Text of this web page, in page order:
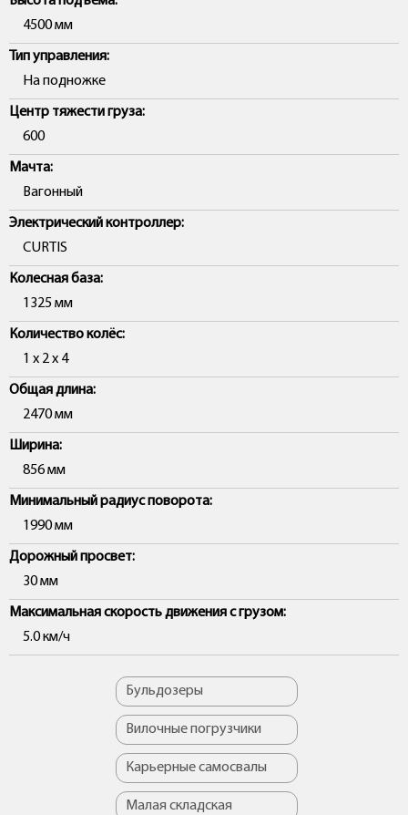
4500 мм
Тип управления:
На подножке
Центр тяжести груза:
600
Мачта:
Вагонный
Электрический контроллер:
CURTIS
Колесная база:
1325 мм
Количество колёс:
1 х 2 х 4
Общая длина:
2470 мм
Ширина:
856 мм
Минимальный радиус поворота:
1990 мм
Дорожный просвет:
30 мм
Максимальная скорость движения с грузом:
5.0 км/ч
Бульдозеры
Вилочные погрузчики
Карьерные самосвалы
Малая складская